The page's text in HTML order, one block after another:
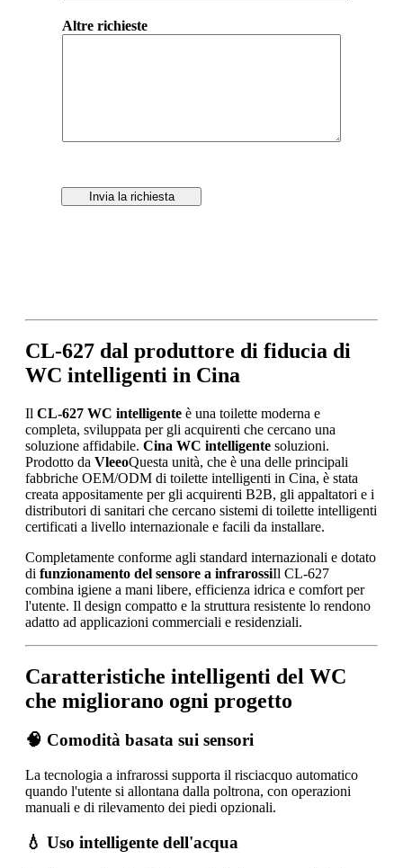
Altre richieste
Invia la richiesta
CL-627 dal produttore di fiducia di
WC intelligenti in Cina
Il CL-627 WC intelligente è una toilette moderna e
completa, sviluppata per gli acquirenti che cercano una
soluzione affidabile. Cina WC intelligente soluzioni.
Prodotto da VleeoQuesta unità, che è una delle principali
fabbriche OEM/ODM di toilette intelligenti in Cina, è stata
creata appositamente per gli acquirenti B2B, gli appaltatori e i
distributori di sanitari che cercano sistemi di toilette intelligenti
certificati a livello internazionale e facili da installare.
Completamente conforme agli standard internazionali e dotato
di funzionamento del sensore a infrarossiIl CL-627
combina igiene a mani libere, efficienza idrica e comfort per
l'utente. Il design compatto e la struttura resistente lo rendono
adatto ad applicazioni commerciali e residenziali.
Caratteristiche intelligenti del WC
che migliorano ogni progetto
🧠 Comodità basata sui sensori
La tecnologia a infrarossi supporta il risciacquo automatico
quando l'utente si allontana dalla poltrona, con operazioni
manuali e di rilevamento dei piedi opzionali.
💧 Uso intelligente dell'acqua